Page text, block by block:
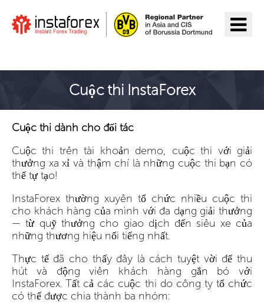
Cuộc thi InstaForex
Cuộc thi dành cho đối tác
Cuộc thi trên tài khoản demo, cuộc thi với giải
thưởng xa xỉ và thậm chí là những cuộc thi bạn có
thể tự tạo!
InstaForex thường xuyên tổ chức nhiều cuộc thi
cho khách hàng của mình với đa dạng giải thưởng
— từ quỹ thưởng cho giao dịch đến siêu xe của
những thương hiệu nổi tiếng nhất.
Thực tế đã cho thấy đây là cách tuyệt vời để thu
hút và động viên khách hàng gắn bó với
InstaForex. Tất cả các cuộc thi do công ty tổ chức
có thể được chia thành ba nhóm: